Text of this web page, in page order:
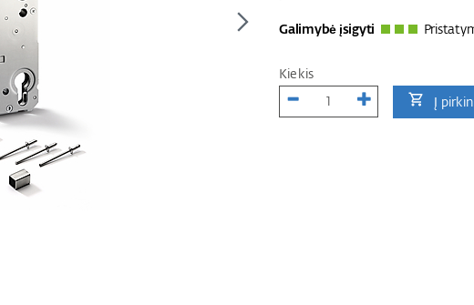
Galimybė įsigyti
Kiekis
Į